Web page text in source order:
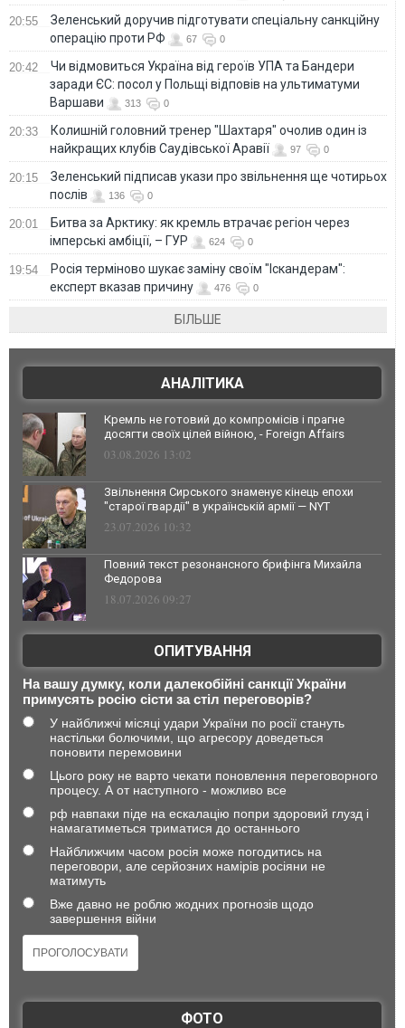
20:55
Зеленський доручив підготувати спеціальну санкційну
операцію проти РФ
67 0
20:42
Чи відмовиться Україна від героїв УПА та Бандери
заради ЄС: посол у Польщі відповів на ультиматуми
Варшави
313 0
20:33
Колишній головний тренер "Шахтаря" очолив один із
найкращих клубів Саудівської Аравії
97 0
20:15
Зеленський підписав укази про звільнення ще чотирьох
послів
136 0
20:01
Битва за Арктику: як кремль втрачає регіон через
імперські амбіції, – ГУР
624 0
19:54
Росія терміново шукає заміну своїм "Іскандерам":
експерт вказав причину
476 0
БІЛЬШЕ
АНАЛІТИКА
Кремль не готовий до компромісів і прагне
досягти своїх цілей війною, - Foreign Affairs
03.08.2026 13:02
Звільнення Сирського знаменує кінець епохи
"старої гвардії" в українській армії — NYT
23.07.2026 10:32
Повний текст резонансного брифінга Михайла
Федорова
18.07.2026 09:27
ОПИТУВАННЯ
На вашу думку, коли далекобійні санкції України
примусять росію сісти за стіл переговорів?
У найближчі місяці удари України по росії стануть
настільки болючими, що агресору доведеться
поновити перемовини
Цього року не варто чекати поновлення переговорного
процесу. А от наступного - можливо все
рф навпаки піде на ескалацію попри здоровий глузд і
намагатиметься триматися до останнього
Найближчим часом росія може погодитись на
переговори, але серйозних намірів росіяни не
матимуть
Вже давно не роблю жодних прогнозів щодо
завершення війни
ФОТО